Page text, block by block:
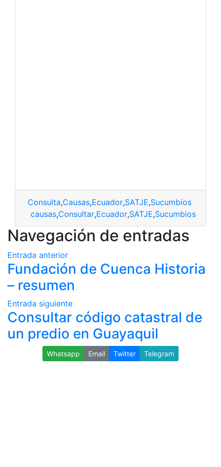
Consulta,Causas,Ecuador,SATJE,Sucumbíos
causas,Consultar,Ecuador,SATJE,Sucumbios
Navegación de entradas
Entrada anterior
Fundación de Cuenca Historia
– resumen
Entrada siguiente
Consultar código catastral de
un predio en Guayaquil
Whatsapp Email Twitter Telegram